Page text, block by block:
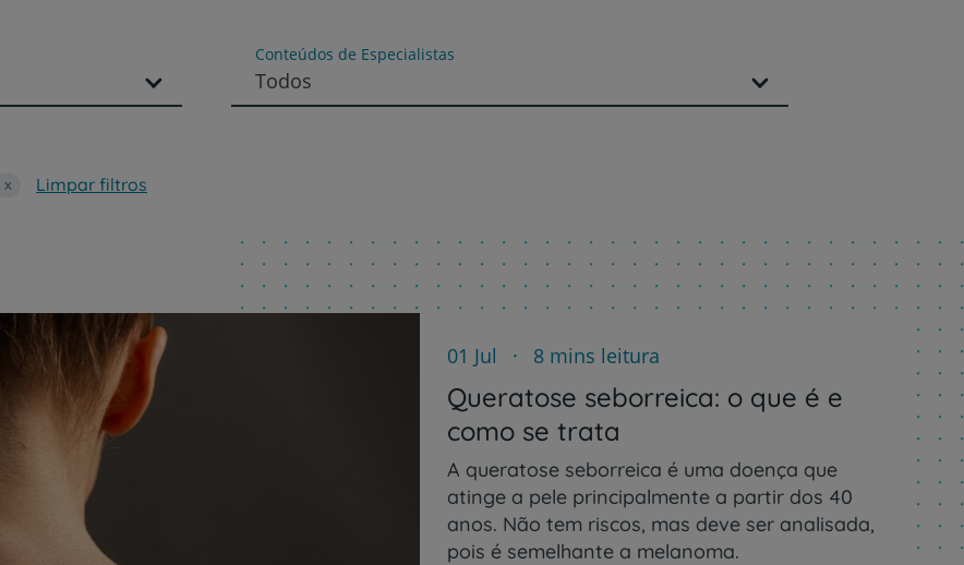
Conteúdos de Especialistas
Todos
Limpar filtros
01 Jul 8 mins leitura
Queratose seborreica: o que é e
como se trata
A queratose seborreica é uma doença que
atinge a pele principalmente a partir dos 40
anos. Não tem riscos, mas deve ser analisada,
pois é semelhante a melanoma.